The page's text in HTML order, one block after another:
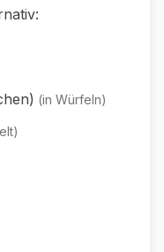
(in Würfeln)
)